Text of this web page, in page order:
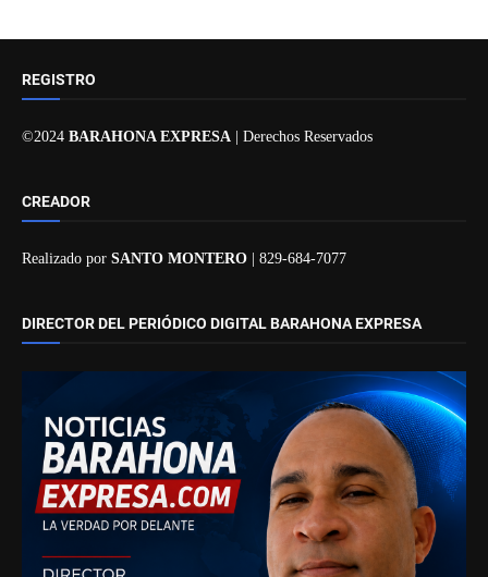
REGISTRO
©2024 BARAHONA EXPRESA | Derechos Reservados
CREADOR
Realizado por SANTO MONTERO | 829-684-7077
DIRECTOR DEL PERIÓDICO DIGITAL BARAHONA EXPRESA